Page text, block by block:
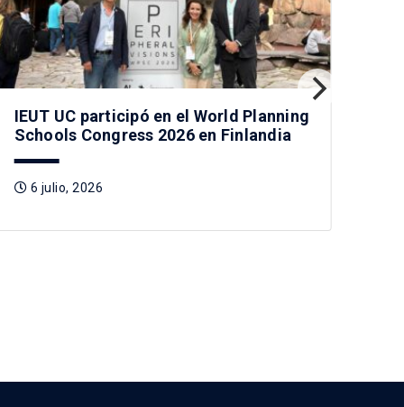
IEUT UC participó en el World Planning
Schools Congress 2026 en Finlandia
6 julio, 2026